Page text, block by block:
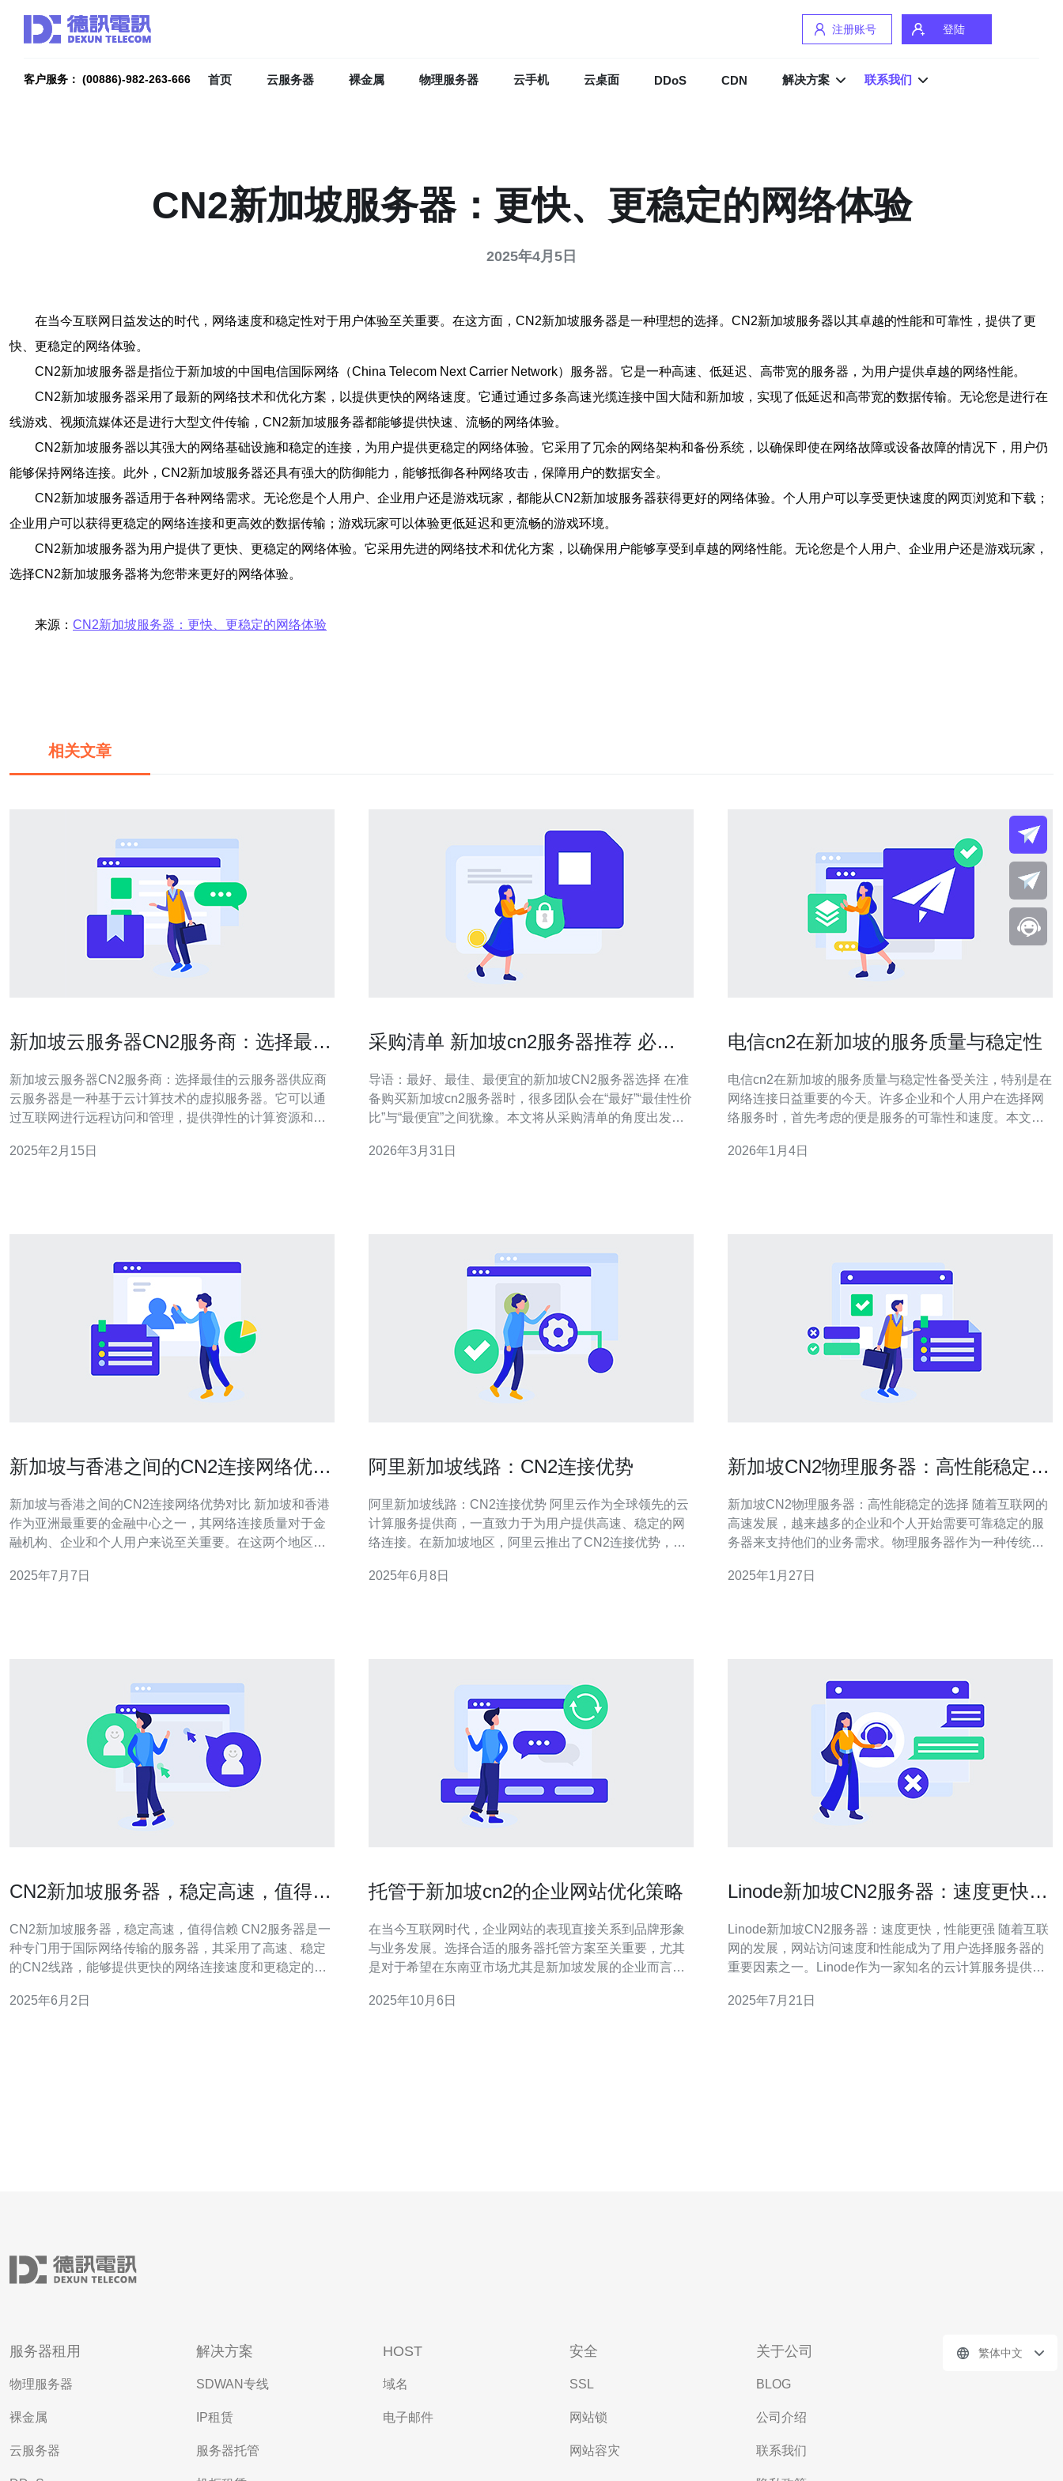
注册账号 登陆
客户服务： (00886)-982-263-666 首页 云服务器 裸金属 物理服务器 云手机 云桌面 DDoS CDN 解决方案 联系我们
CN2新加坡服务器：更快、更稳定的网络体验
2025年4月5日
在当今互联网日益发达的时代，网络速度和稳定性对于用户体验至关重要。在这方面，CN2新加坡服务器是一种理想的选择。CN2新加坡服务器以其卓越的性能和可靠性，提供了更
快、更稳定的网络体验。
CN2新加坡服务器是指位于新加坡的中国电信国际网络（China Telecom Next Carrier Network）服务器。它是一种高速、低延迟、高带宽的服务器，为用户提供卓越的网络性能。
CN2新加坡服务器采用了最新的网络技术和优化方案，以提供更快的网络速度。它通过通过多条高速光缆连接中国大陆和新加坡，实现了低延迟和高带宽的数据传输。无论您是进行在
线游戏、视频流媒体还是进行大型文件传输，CN2新加坡服务器都能够提供快速、流畅的网络体验。
CN2新加坡服务器以其强大的网络基础设施和稳定的连接，为用户提供更稳定的网络体验。它采用了冗余的网络架构和备份系统，以确保即使在网络故障或设备故障的情况下，用户仍
能够保持网络连接。此外，CN2新加坡服务器还具有强大的防御能力，能够抵御各种网络攻击，保障用户的数据安全。
CN2新加坡服务器适用于各种网络需求。无论您是个人用户、企业用户还是游戏玩家，都能从CN2新加坡服务器获得更好的网络体验。个人用户可以享受更快速度的网页浏览和下载；
企业用户可以获得更稳定的网络连接和更高效的数据传输；游戏玩家可以体验更低延迟和更流畅的游戏环境。
CN2新加坡服务器为用户提供了更快、更稳定的网络体验。它采用先进的网络技术和优化方案，以确保用户能够享受到卓越的网络性能。无论您是个人用户、企业用户还是游戏玩家，
选择CN2新加坡服务器将为您带来更好的网络体验。
来源： CN2新加坡服务器：更快、更稳定的网络体验
相关文章
新加坡云服务器CN2服务商：选择最佳
新加坡云服务器CN2服务商：选择最佳的云服务器供应商
云服务器是一种基于云计算技术的虚拟服务器。它可以通
过互联网进行远程访问和管理，提供弹性的计算资源和高
服务器供应商至关重要。 新加坡作为亚洲的金融和科技中
2025年2月15日
采购清单 新加坡cn2服务器推荐 必备
导语：最好、最佳、最便宜的新加坡CN2服务器选择 在准
备购买新加坡cn2服务器时，很多团队会在“最好”“最佳性价
比”与“最便宜”之间犹豫。本文将从采购清单的角度出发，
迟）、“最佳”（性价比与可扩展性平衡）以及“最便宜”（基
2026年3月31日
电信cn2在新加坡的服务质量与稳定性
电信cn2在新加坡的服务质量与稳定性备受关注，特别是在
网络连接日益重要的今天。许多企业和个人用户在选择网
络服务时，首先考虑的便是服务的可靠性和速度。本文将
质量、稳定性以及用户反馈。 电信cn2在新加坡的服务质
2026年1月4日
新加坡与香港之间的CN2连接网络优势
新加坡与香港之间的CN2连接网络优势对比 新加坡和香港
作为亚洲最重要的金融中心之一，其网络连接质量对于金
融机构、企业和个人用户来说至关重要。在这两个地区之
有何不同呢？本文将对新加坡和香港之间的CN2连接网络
2025年7月7日
阿里新加坡线路：CN2连接优势
阿里新加坡线路：CN2连接优势 阿里云作为全球领先的云
计算服务提供商，一直致力于为用户提供高速、稳定的网
络连接。在新加坡地区，阿里云推出了CN2连接优势，为
中国电信合作推出的一种网络连接服务。通过CN2连接，
2025年6月8日
新加坡CN2物理服务器：高性能稳定的
新加坡CN2物理服务器：高性能稳定的选择 随着互联网的
高速发展，越来越多的企业和个人开始需要可靠稳定的服
务器来支持他们的业务需求。物理服务器作为一种传统的
CN2物理服务器则成为了许多人的首选。 CN2物理服务器
2025年1月27日
CN2新加坡服务器，稳定高速，值得信
CN2新加坡服务器，稳定高速，值得信赖 CN2服务器是一
种专门用于国际网络传输的服务器，其采用了高速、稳定
的CN2线路，能够提供更快的网络连接速度和更稳定的网
位置和发达的网络基础设施，因此选择在新加坡搭建CN2
2025年6月2日
托管于新加坡cn2的企业网站优化策略
在当今互联网时代，企业网站的表现直接关系到品牌形象
与业务发展。选择合适的服务器托管方案至关重要，尤其
是对于希望在东南亚市场尤其是新加坡发展的企业而言。
佳、最便宜的托管服务。在这篇文章中，我们将探讨如何
2025年10月6日
Linode新加坡CN2服务器：速度更快，
Linode新加坡CN2服务器：速度更快，性能更强 随着互联
网的发展，网站访问速度和性能成为了用户选择服务器的
重要因素之一。Linode作为一家知名的云计算服务提供
的需求。 Linode新加坡CN2服务器是Linode在新加坡数据
2025年7月21日
服务器租用
物理服务器
裸金属
云服务器
解决方案
SDWAN专线
IP租赁
服务器托管
HOST
域名
电子邮件
安全
SSL
网站锁
网站容灾
关于公司
BLOG
公司介绍
联系我们
繁体中文